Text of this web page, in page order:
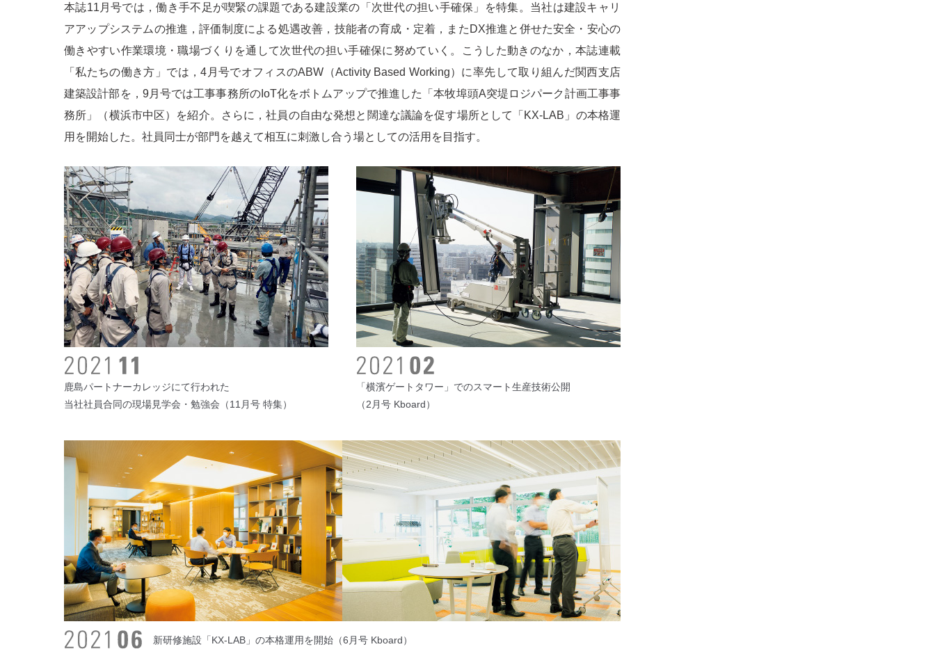
本誌11月号では，働き手不足が喫緊の課題である建設業の「次世代の担い手確保」を特集。当社は建設キャリ
アアップシステムの推進，評価制度による処遇改善，技能者の育成・定着，またDX推進と併せた安全・安心の
働きやすい作業環境・職場づくりを通して次世代の担い手確保に努めていく。こうした動きのなか，本誌連載
「私たちの働き方」では，4月号でオフィスのABW（Activity Based Working）に率先して取り組んだ関西支店
建築設計部を，9月号では工事事務所のIoT化をボトムアップで推進した「本牧埠頭A突堤ロジパーク計画工事事
務所」（横浜市中区）を紹介。さらに，社員の自由な発想と闊達な議論を促す場所として「KX-LAB」の本格運
用を開始した。社員同士が部門を越えて相互に刺激し合う場としての活用を目指す。
鹿島パートナーカレッジにて行われた
当社社員合同の現場見学会・勉強会（11月号 特集）
「横濱ゲートタワー」でのスマート生産技術公開
（2月号 Kboard）
新研修施設「KX-LAB」の本格運用を開始 （6月号 Kboard）